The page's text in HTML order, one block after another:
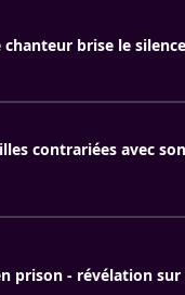
chanteur brise le silence
contrariées avec
prison - révélation sur